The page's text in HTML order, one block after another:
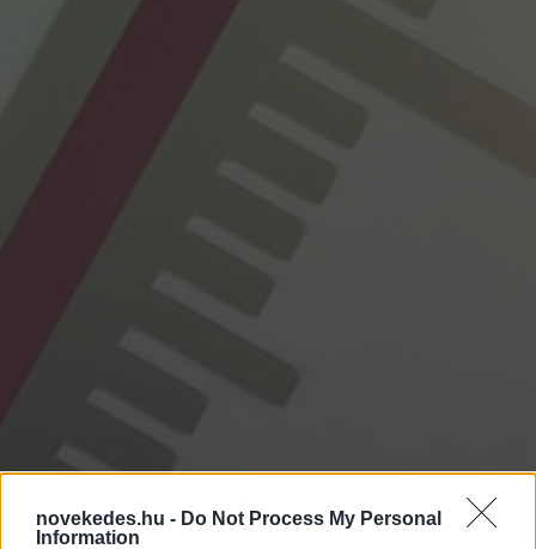
novekedes.hu - Do Not Process My Personal
Information